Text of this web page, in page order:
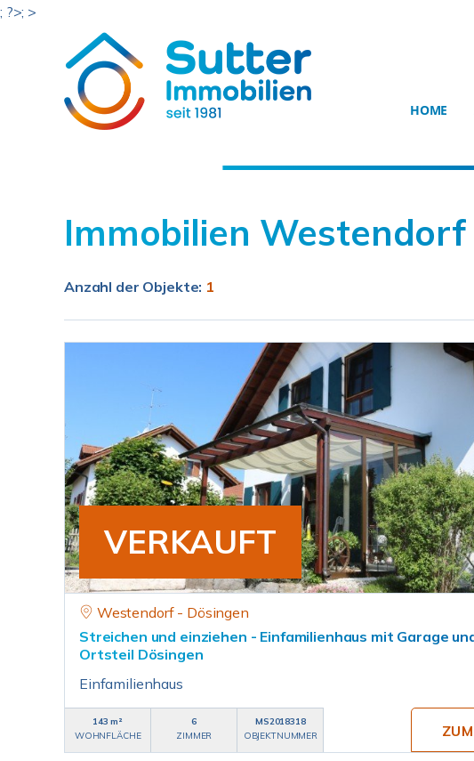
; ?>; >
HOME
Immobilien Westendorf
Anzahl der Objekte: 1
VERKAUFT
Westendorf - Dösingen
Streichen und einziehen - Einfamilienhaus mit Garage
Ortsteil Dösingen
Einfamilienhaus
143 m²
WOHNFLÄCHE
6
ZIMMER
MS2018318
OBJEKTNUMMER